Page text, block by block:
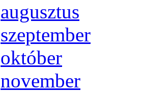
au­gusz­tus
szep­tem­ber
ok­tó­ber
no­vem­ber